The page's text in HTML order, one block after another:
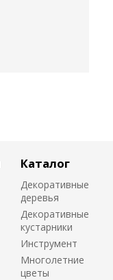
Каталог
Декоративные
деревья
Декоративные
кустарники
Инструмент
Многолетние
цветы